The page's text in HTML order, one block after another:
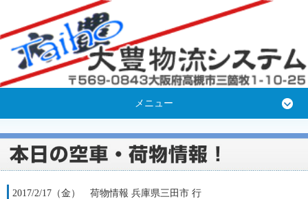
メニュー
2017/2/17（金） 荷物情報 兵庫県三田市 行